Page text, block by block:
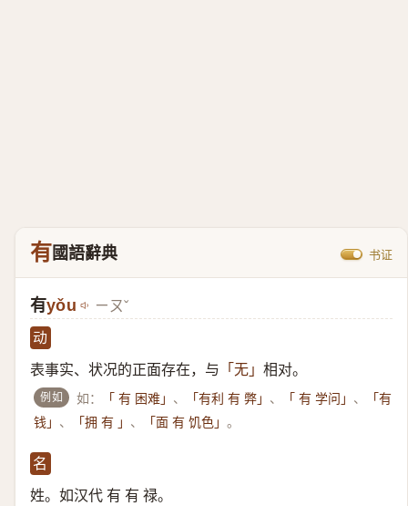
有國語辭典 书证
有yǒu ㄧㄡˇ
动
表事实、状况的正面存在，与 「无」 相对。
例如 如： 「 有 困难」 、 「有利 有 弊」 、 「 有 学问」 、
「有
钱」 、 「拥 有 」 、 「面 有 饥色」 。
名
姓。如汉代 有 有 禄。